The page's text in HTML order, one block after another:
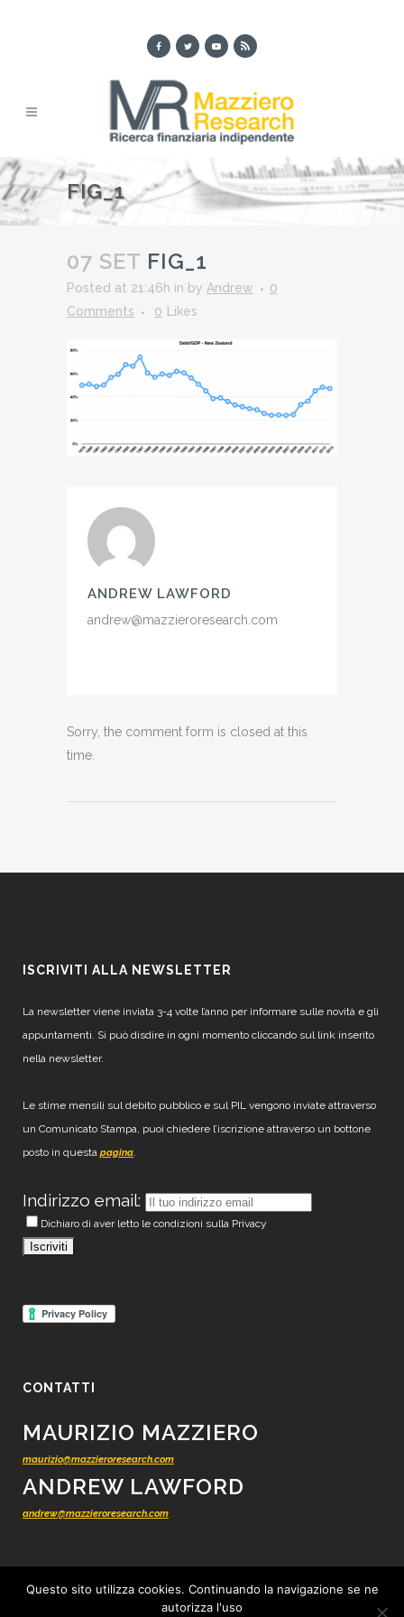
FIG_1
07 SET FIG_1
Posted at 21:46h in by Andrew
0
Comments
0 Likes
ANDREW LAWFORD
andrew@mazzieroresearch.com
Sorry, the comment form is closed at this
time.
ISCRIVITI ALLA NEWSLETTER
La newsletter viene inviata 3-4 volte l’anno per informare sulle novità e gli
appuntamenti. Si può disdire in ogni momento cliccando sul link inserito
nella newsletter.
Le stime mensili sul debito pubblico e sul PIL vengono inviate attraverso
un Comunicato Stampa, puoi chiedere l’iscrizione attraverso un bottone
posto in questa pagina.
Indirizzo email:
Dichiaro di aver letto le condizioni sulla Privacy
CONTATTI
MAURIZIO MAZZIERO
maurizio@mazzieroresearch.com
ANDREW LAWFORD
andrew@mazzieroresearch.com
© 2012 - 2026 Mazziero Research - Ricerca finanziaria indipendente -
Questo sito utilizza cookies. Continuando la navigazione se ne
autorizza l'uso